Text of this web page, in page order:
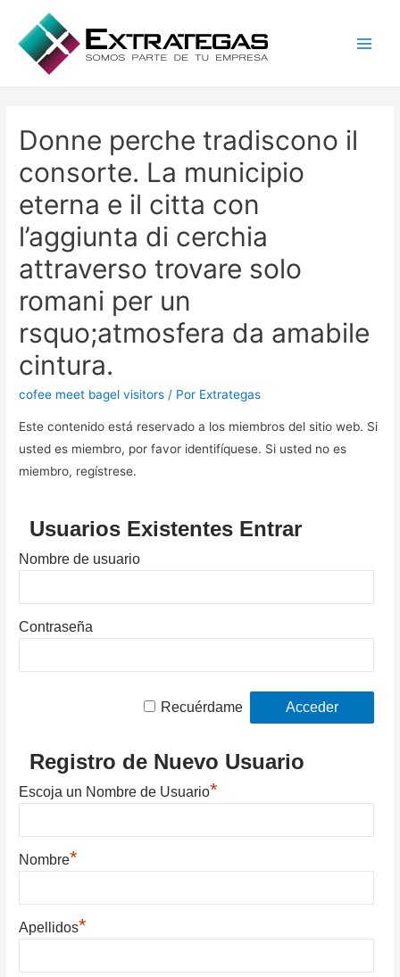
Donne perche tradiscono il
consorte. La municipio
eterna e il citta con
l’aggiunta di cerchia
attraverso trovare solo
romani per un
rsquo;atmosfera da amabile
cintura.
cofee meet bagel visitors / Por Extrategas
Este contenido está reservado a los miembros del sitio web. Si
usted es miembro, por favor identifíquese. Si usted no es
miembro, regístrese.
Usuarios Existentes Entrar
Nombre de usuario
Contraseña
Recuérdame
Registro de Nuevo Usuario
Escoja un Nombre de Usuario*
Nombre*
Apellidos*